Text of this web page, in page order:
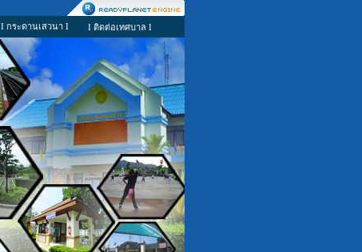
I กระดานเสวนา I I ติดต่อเทศบาล I